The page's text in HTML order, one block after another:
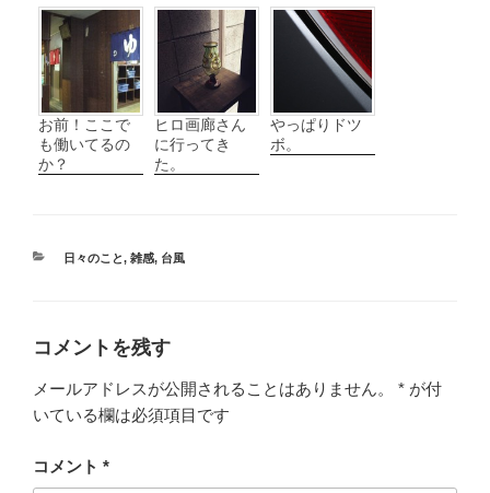
お前！ここで
も働いてるの
か？
ヒロ画廊さん
に行ってき
た。
やっぱりドツ
ボ。
カ
日々のこと, 雑感, 台風
コメントを残す
メールアドレスが公開されることはありません。 * が付
いている欄は必須項目です
コメント *